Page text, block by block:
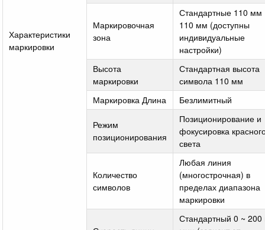
Характеристики
маркировки
Маркировочная
зона
Стандартные 110 мм
110 мм (доступны
индивидуальные
настройки)
Высота
маркировки
Стандартная высота
символа 110 мм
Маркировка Длина
Безлимитный
Режим
позиционирования
Позиционирование и
фокусировка
света
Количество
символов
Любая линия
(многострочная) в
пределах диапазона
маркировки
Стандартный 0 ~